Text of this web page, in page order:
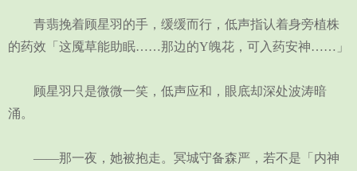
青翡挽着顾星羽的手，缓缓而行，低声指认着身旁植株
的药效「这魇草能助眠……那边的Y魄花，可入药安神……」
顾星羽只是微微一笑，低声应和，眼底却深处波涛暗
涌。
——那一夜，她被抱走。冥城守备森严，若不是「内神